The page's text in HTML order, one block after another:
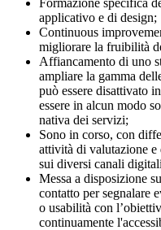
applicativo e di design;
Continuous
migliorare la fruibilità
Affiancamento di uno
ampliare la gamma
può essere disattivato
essere in alcun modo
nativa dei servizi;
Sono in corso, con
attività di valutazione
sui diversi canali
Messa a disposizione
contatto per segnalare
o usabilità con
continuamente